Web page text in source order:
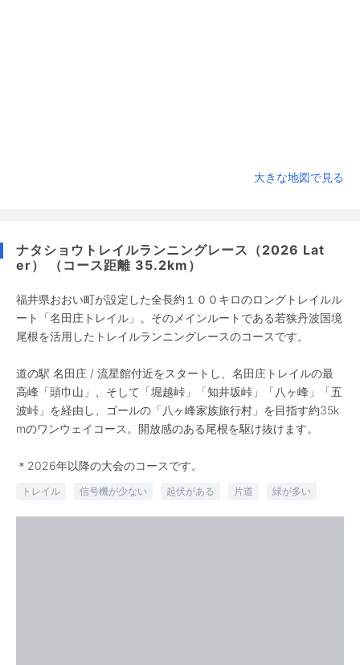
大きな地図で見る
ナタショウトレイルランニングレース（2026 Lat
er） （コース距離 35.2km）
福井県おおい町が設定した全長約１００キロのロングトレイルル
ート「名田庄トレイル」。そのメインルートである若狭丹波国境
尾根を活用したトレイルランニングレースのコースです。
道の駅 名田庄 / 流星館付近をスタートし、名田庄トレイルの最
高峰「頭巾山」、そして「堀越峠」「知井坂峠」「八ヶ峰」「五
波峠」を経由し、ゴールの「八ヶ峰家族旅行村」を目指す約35k
mのワンウェイコース。開放感のある尾根を駆け抜けます。
＊2026年以降の大会のコースです。
トレイル 信号機が少ない 起伏がある 片道 緑が多い